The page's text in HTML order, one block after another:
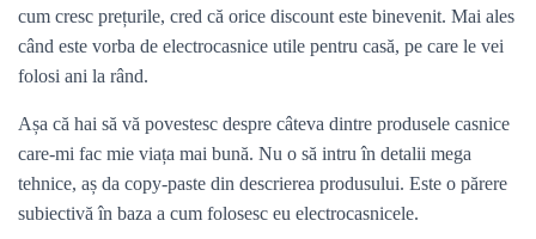
cum cresc prețurile, cred că orice discount este binevenit. Mai ales
când este vorba de electrocasnice utile pentru casă, pe care le vei
folosi ani la rând.
Așa că hai să vă povestesc despre câteva dintre produsele casnice
care-mi fac mie viața mai bună. Nu o să intru în detalii mega
tehnice, aș da copy-paste din descrierea produsului. Este o părere
subiectivă în baza a cum folosesc eu electrocasnicele.